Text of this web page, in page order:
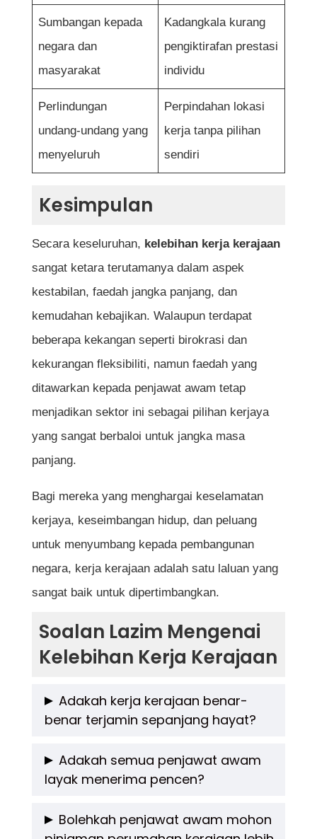
Sumbangan kepada
negara dan
masyarakat
Kadangkala kurang
pengiktirafan prestasi
individu
Perlindungan
undang-undang yang
menyeluruh
Perpindahan lokasi
kerja tanpa pilihan
sendiri
Kesimpulan
Secara keseluruhan, kelebihan kerja kerajaan
sangat ketara terutamanya dalam aspek
kestabilan, faedah jangka panjang, dan
kemudahan kebajikan. Walaupun terdapat
beberapa kekangan seperti birokrasi dan
kekurangan fleksibiliti, namun faedah yang
ditawarkan kepada penjawat awam tetap
menjadikan sektor ini sebagai pilihan kerjaya
yang sangat berbaloi untuk jangka masa
panjang.
Bagi mereka yang menghargai keselamatan
kerjaya, keseimbangan hidup, dan peluang
untuk menyumbang kepada pembangunan
negara, kerja kerajaan adalah satu laluan yang
sangat baik untuk dipertimbangkan.
Soalan Lazim Mengenai
Kelebihan Kerja Kerajaan
Adakah kerja kerajaan benar-
benar terjamin sepanjang hayat?
Ya, kerja kerajaan sangat stabil terutamanya
bagi jawatan tetap. Selagi penjawat awam
risiko diberhentikan kerja adalah sangat
Adakah semua penjawat awam
layak menerima pencen?
Hanya penjawat awam yang dilantik secara
Bolehkah penjawat awam mohon